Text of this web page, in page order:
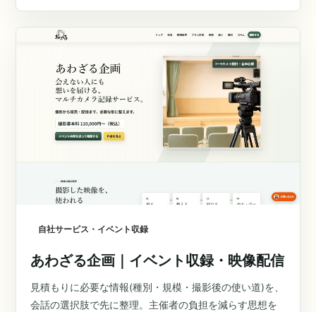
自社サービス・イベント収録
あわざる企画｜イベント収録・映像配信
見積もりに必要な情報(種別・規模・撮影後の使い道)を、
会話の選択肢で先に整理。主催者の負担を減らす思想を